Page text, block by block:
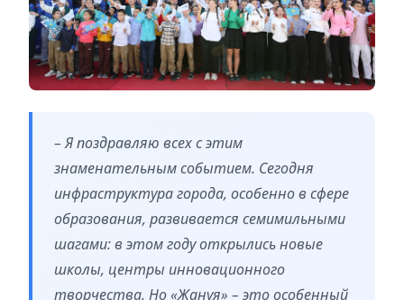
– Я поздравляю всех с этим
знаменательным событием. Сегодня
инфраструктура города, особенно в сфере
образования, развивается семимильными
шагами: в этом году открылись новые
школы, центры инновационного
творчества. Но «Жануя» – это особенный